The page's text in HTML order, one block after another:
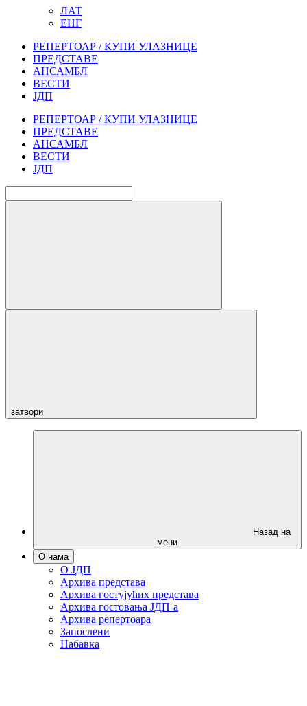
ЛАТ
ЕНГ
РЕПЕРТОАР / КУПИ УЛАЗНИЦЕ
ПРЕДСТАВЕ
АНСАМБЛ
ВЕСТИ
ЈДП
РЕПЕРТОАР / КУПИ УЛАЗНИЦЕ
ПРЕДСТАВЕ
АНСАМБЛ
ВЕСТИ
ЈДП
затвори
Назад на
мени
О нама
О ЈДП
Архива представа
Архива гостујућих представа
Архива гостовања ЈДП-а
Архива репертоара
Запослени
Набавка